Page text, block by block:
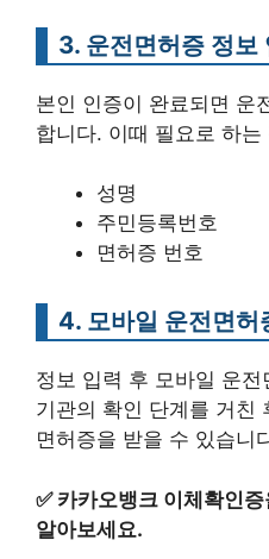
3. 운전면허증 정보
본인 인증이 완료되면 운
합니다. 이때 필요로 하
성명
주민등록번호
면허증 번호
4. 모바일 운전면허
정보 입력 후 모바일 운
기관의 확인 단계를 거친
면허증을 받을 수 있습니
✅ 카카오뱅크 이체확인
알아보세요.